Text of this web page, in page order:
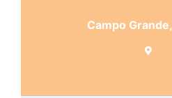
Campo